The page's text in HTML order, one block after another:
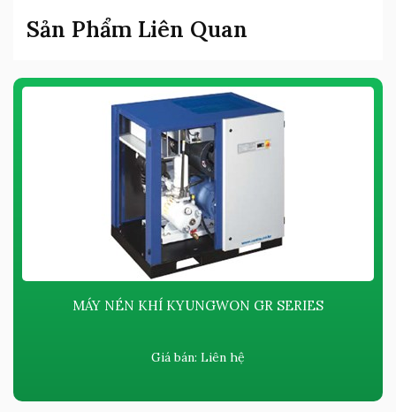
Sản Phẩm Liên Quan
MÁY NÉN KHÍ KYUNGWON GR SERIES
Giá bán: Liên hệ